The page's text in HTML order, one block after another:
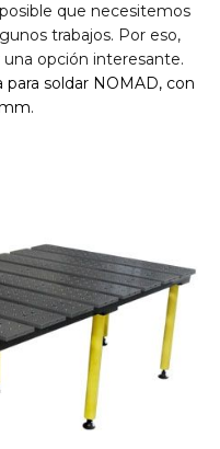
que necesitemos
trabajos. Por eso,
opción interesante.
para soldar NOMAD, con
.